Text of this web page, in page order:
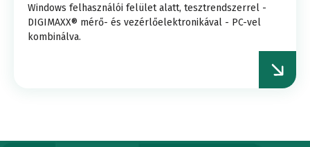
Windows felhasználói felület alatt, tesztrendszerrel -
DIGIMAXX® mérő- és vezérlőelektronikával - PC-vel
kombinálva.